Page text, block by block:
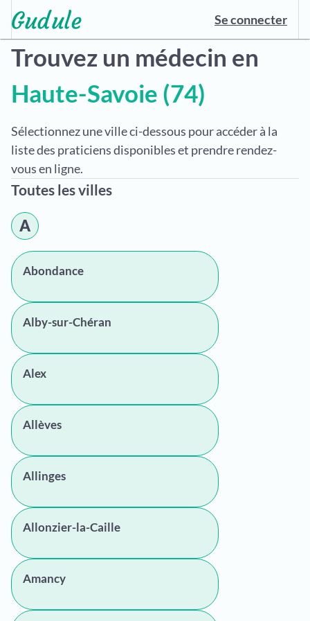
Se connecter
Trouvez un médecin en
Haute-Savoie (74)
Sélectionnez une ville ci-dessous pour accéder à la
liste des praticiens disponibles et prendre rendez-
vous en ligne.
Toutes les villes
A
Abondance
Alby-sur-Chéran
Alex
Allèves
Allinges
Allonzier-la-Caille
Amancy